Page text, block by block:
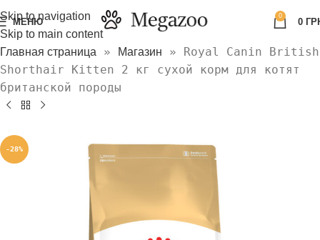
Skip to navigation
Skip to main content
МЕНЮ
0
0
Главная страница » Магазин » Royal Canin British
Shorthair Kitten 2 кг сухой корм для котят
британской породы
-28%